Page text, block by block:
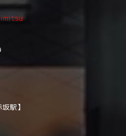
駅】